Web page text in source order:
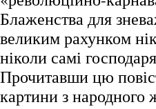
Блаженства для
великим рахунком
ніколи самі
Прочитавши цю
картини з народного